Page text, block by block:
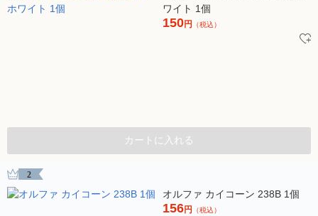
ワイト 1個
150円 （税込）
カートに入れる
2
オルファ カイコーン 238B 1個
156円 （税込）